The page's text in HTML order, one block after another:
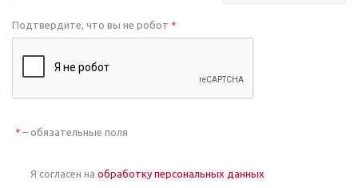
Подтвердите, что вы не робот *
* – обязательные поля
Я согласен на обработку персональных данных